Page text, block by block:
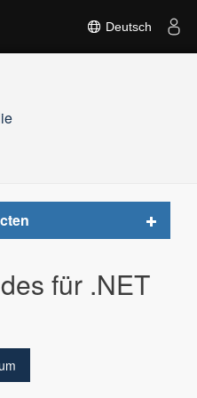
Deutsch
Toggle
für .NET